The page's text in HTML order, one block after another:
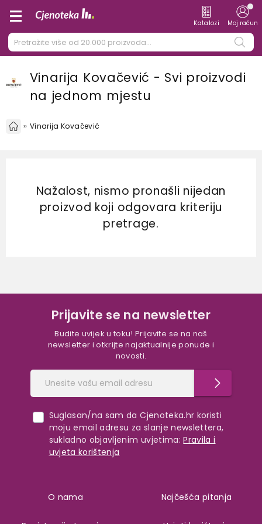
Katalozi Moj račun
Vinarija Kovačević - Svi proizvodi
na jednom mjestu
Vinarija Kovačević
Nažalost, nismo pronašli nijedan
proizvod koji odgovara kriteriju
pretrage.
Prijavite se na newsletter
Budite uvijek u toku! Prijavite se na naš
newsletter i otkrijte najaktualnije ponude i
novosti.
Suglasan/na sam da Cjenoteka.hr koristi
moju email adresu za slanje newslettera,
sukladno objavljenim uvjetima: Pravila i
uvjeta korištenja
O nama Najčešća pitanja